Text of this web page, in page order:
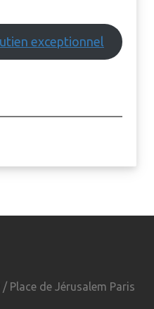
exceptionnel
Place de Jérusalem Paris